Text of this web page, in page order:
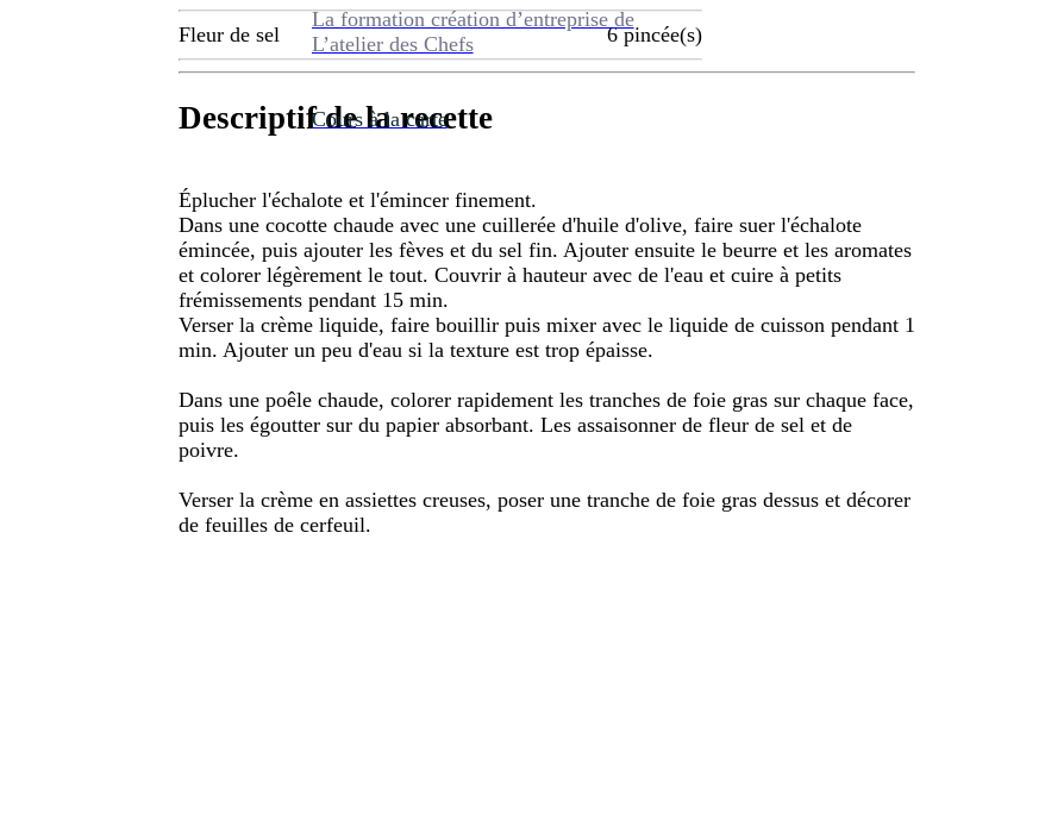
La formation création d’entreprise de
L’atelier des Chefs
Cours à la carte
Fleur de sel 6 pincée(s)
Descriptif de la recette
Éplucher l'échalote et l'émincer finement.
Dans une cocotte chaude avec une cuillerée d'huile d'olive, faire suer l'échalote
émincée, puis ajouter les fèves et du sel fin. Ajouter ensuite le beurre et les aromates
et colorer légèrement le tout. Couvrir à hauteur avec de l'eau et cuire à petits
frémissements pendant 15 min.
Verser la crème liquide, faire bouillir puis mixer avec le liquide de cuisson pendant 1
min. Ajouter un peu d'eau si la texture est trop épaisse.
Dans une poêle chaude, colorer rapidement les tranches de foie gras sur chaque face,
puis les égoutter sur du papier absorbant. Les assaisonner de fleur de sel et de
poivre.
Verser la crème en assiettes creuses, poser une tranche de foie gras dessus et décorer
de feuilles de cerfeuil.